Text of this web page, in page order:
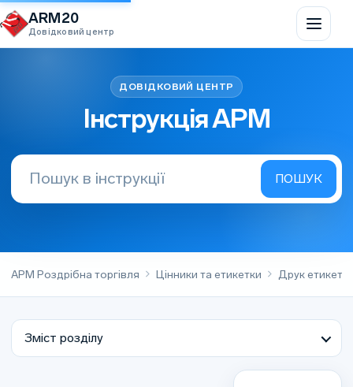
Перейти до вмісту
ARM20
Довідковий центр
Інструкція АРМ
АРМ Роздрібна торгівля Цінники та етикетки Друк
Зміст розділу